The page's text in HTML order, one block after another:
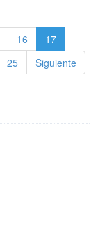
16
17
25 Siguiente